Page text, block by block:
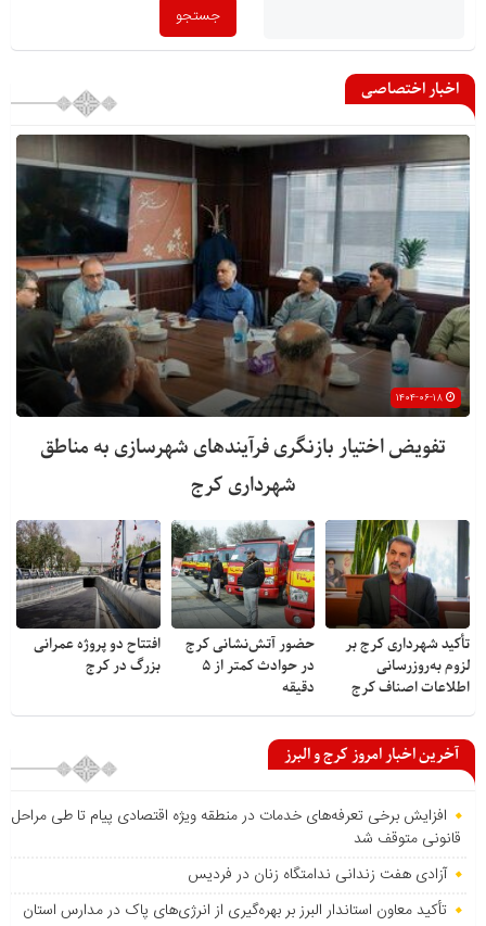
اخبار اختصاصی
تفویض اختیار بازنگری فرآیندهای شهرسازی به مناطق
شهرداری کرج
تأکید شهرداری کرج بر
لزوم به‌روزرسانی
اطلاعات اصناف کرج
حضور آتش‌نشانی کرج
در حوادث کمتر از ۵
دقیقه
افتتاح دو پروژه عمرانی
بزرگ در کرج
آخرین اخبار امروز کرج و البرز
افزایش برخی تعرفه‌های خدمات در منطقه ویژه اقتصادی پیام تا طی مراحل
قانونی متوقف شد
آزادی هفت زندانی ندامتگاه زنان در فردیس
تأکید معاون استاندار البرز بر بهره‌گیری از انرژی‌های پاک در مدارس استان